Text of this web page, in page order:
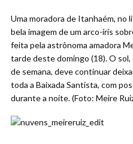
Uma moradora de Itanhaém, no
bela imagem de um arco-íris
feita pela astrônoma amadora
tarde deste domingo (18). O
de semana, deve continuar
toda a Baixada Santista, com
durante a noite. (Foto: Meire